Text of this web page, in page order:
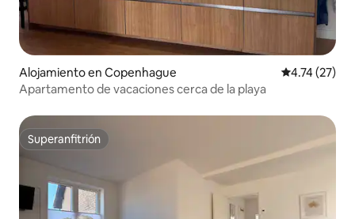
Alojamiento en Copenhague Calificación
4.74 (27)
Apartamento de vacaciones cerca de la playa
Superanfitrión
Superanfitrión